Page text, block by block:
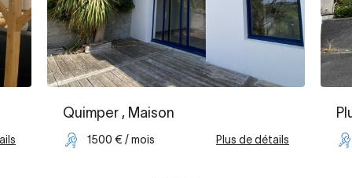
Quimper , Maison
1500 € / mois Plus de détails